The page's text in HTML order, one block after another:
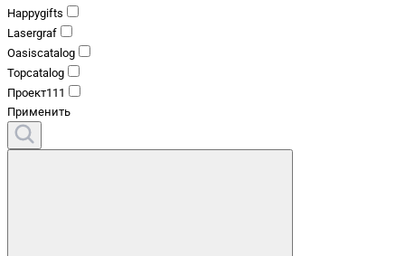
Happygifts
Lasergraf
Oasiscatalog
Topcatalog
Проект111
Применить